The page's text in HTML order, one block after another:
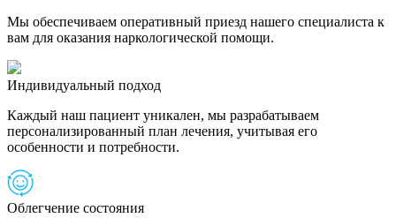
Мы обеспечиваем оперативный приезд нашего специалиста к
вам для оказания наркологической помощи.
Индивидуальный подход
Каждый наш пациент уникален, мы разрабатываем
персонализированный план лечения, учитывая его
особенности и потребности.
Облегчение состояния